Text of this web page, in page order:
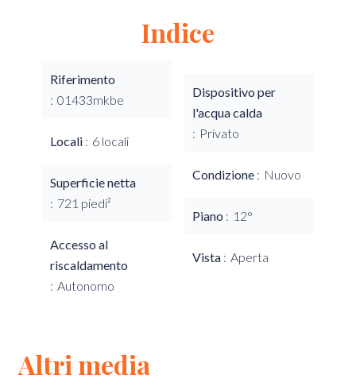
Indice
Riferimento
01433mkbe
Locali 6 locali
Superficie netta
721 piedi²
Accesso al
riscaldamento
Autonomo
Dispositivo per
l'acqua calda
Privato
Condizione Nuovo
Piano 12°
Vista Aperta
Altri media